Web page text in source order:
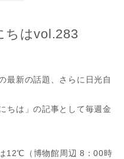
ちはvol.283
最新の話題、さらに日光自
ちは」の記事として毎週金
12℃（博物館周辺 8：00時